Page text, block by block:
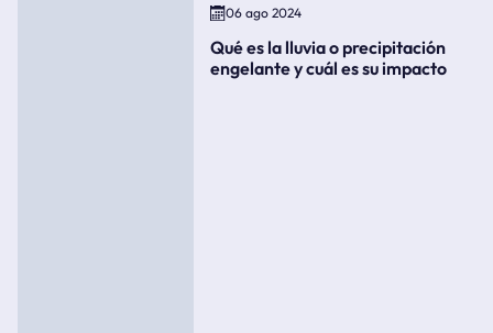
06 ago 2024
Qué es la lluvia o precipitación
engelante y cuál es su impacto